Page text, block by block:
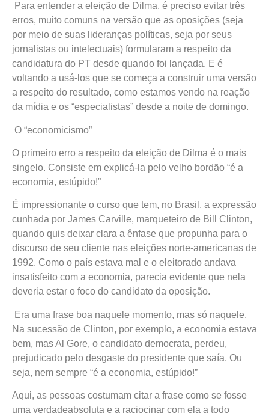
Para entender a eleição de Dilma, é preciso evitar três
erros, muito comuns na versão que as oposições (seja
por meio de suas lideranças políticas, seja por seus
jornalistas ou intelectuais) formularam a respeito da
candidatura do PT desde quando foi lançada. E é
voltando a usá-los que se começa a construir uma versão
a respeito do resultado, como estamos vendo na reação
da mídia e os “especialistas” desde a noite de domingo.
O “economicismo”
O primeiro erro a respeito da eleição de Dilma é o mais
singelo. Consiste em explicá-la pelo velho bordão “é a
economia, estúpido!”
É impressionante o curso que tem, no Brasil, a expressão
cunhada por James Carville, marqueteiro de Bill Clinton,
quando quis deixar clara a ênfase que propunha para o
discurso de seu cliente nas eleições norte-americanas de
1992. Como o país estava mal e o eleitorado andava
insatisfeito com a economia, parecia evidente que nela
deveria estar o foco do candidato da oposição.
Era uma frase boa naquele momento, mas só naquele.
Na sucessão de Clinton, por exemplo, a economia estava
bem, mas Al Gore, o candidato democrata, perdeu,
prejudicado pelo desgaste do presidente que saía. Ou
seja, nem sempre “é a economia, estúpido!”
Aqui, as pessoas costumam citar a frase como se fosse
uma verdadeabsoluta e a raciocinar com ela a todo